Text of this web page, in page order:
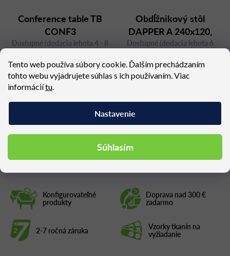
Tento web používa súbory cookie. Ďalším prechádzaním
tohto webu vyjadrujete súhlas s ich používaním. Viac
informáciítu.
Nastavenie
Súhlasím
Konfigurovateľné
produkty
Doprava nad 300 €
zadarmo
2-7 ročná záruka Vzorky tkanín na
vyžiadanie
Conference table TB
CONF3
Dostupné (dodacia lehota 4 - 8
5 661,69 €
Obdĺžnikový stôl
DAPPER A 240x120,
orech
Dostupné (dodacia lehota 6
3 414,48 €
Podobné produkty